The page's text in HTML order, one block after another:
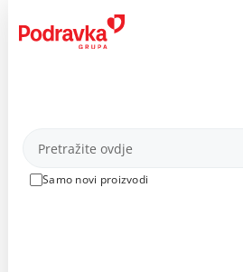
content
Proizvodi
Samo novi proizvodi